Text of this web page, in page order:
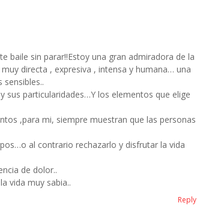
baile sin parar!!Estoy una gran admiradora de la
directa , expresiva , intensa y humana… una
sus particularidades…Y los elementos que elige
,para mi, siempre muestran que las personas
al contrario rechazarlo y disfrutar la vida
de dolor..
vida muy sabia..
Reply